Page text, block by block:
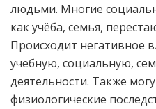
людьми. Многие
как учёба, семья,
Происходит негативное
учебную, социальную,
деятельности. Также
физиологические